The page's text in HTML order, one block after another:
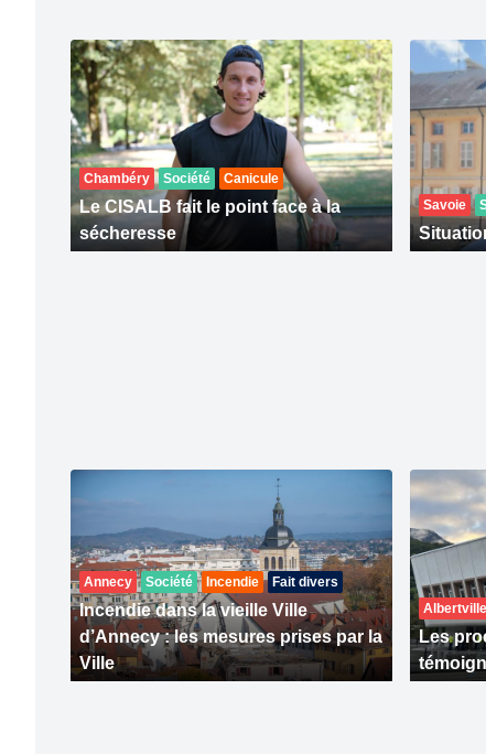
Chambéry Société Canicule
Le CISALB fait le point face à la
sécheresse
Savoie
Annecy Société Incendie Fait divers
Incendie dans la vieille Ville
d’Annecy : les mesures prises par la
Ville
Albertville
Les